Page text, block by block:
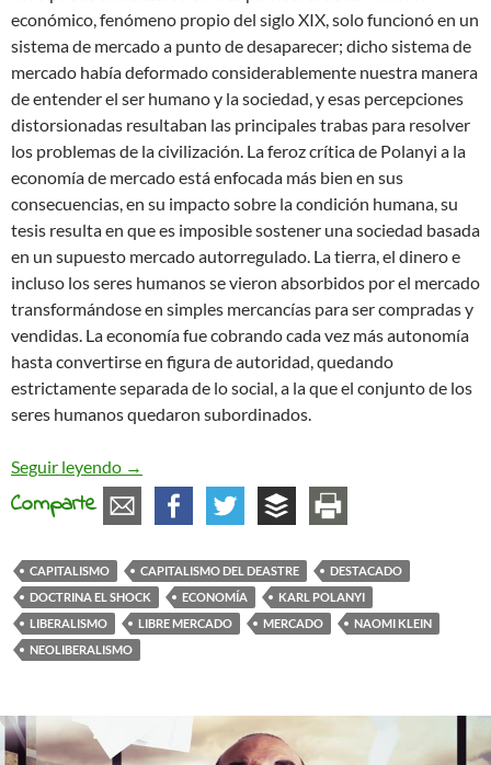
económico, fenómeno propio del siglo XIX, solo funcionó en un
sistema de mercado a punto de desaparecer; dicho sistema de
mercado había deformado considerablemente nuestra manera
de entender el ser humano y la sociedad, y esas percepciones
distorsionadas resultaban las principales trabas para resolver
los problemas de la civilización. La feroz crítica de Polanyi a la
economía de mercado está enfocada más bien en sus
consecuencias, en su impacto sobre la condición humana, su
tesis resulta en que es imposible sostener una sociedad basada
en un supuesto mercado autorregulado. La tierra, el dinero e
incluso los seres humanos se vieron absorbidos por el mercado
transformándose en simples mercancías para ser compradas y
vendidas. La economía fue cobrando cada vez más autonomía
hasta convertirse en figura de autoridad, quedando
estrictamente separada de lo social, a la que el conjunto de los
seres humanos quedaron subordinados.
Seguir leyendo A propósito de dos obras sobre el capitalismo
→
Comparte
CAPITALISMO CAPITALISMO DEL DEASTRE
DESTACADO
DOCTRINA EL SHOCK
ECONOMÍA
KARL POLANYI
LIBERALISMO
LIBRE MERCADO MERCADO
NAOMI KLEIN
NEOLIBERALISMO